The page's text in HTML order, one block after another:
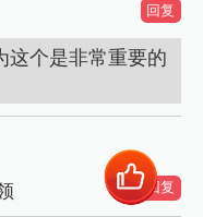
回复
个是非常重要的
回复